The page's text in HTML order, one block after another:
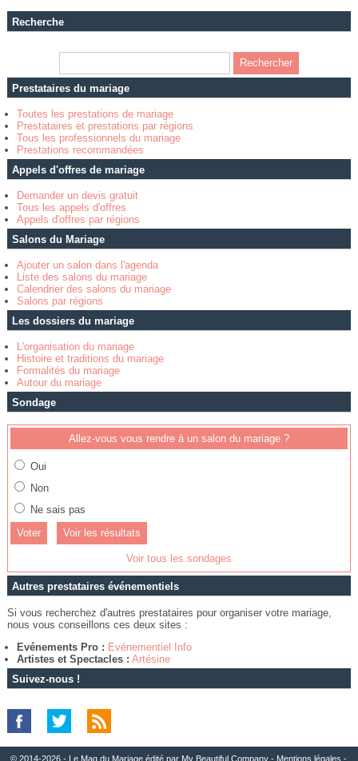
Recherche
Prestataires du mariage
Toutes les prestations de mariage
Prestataires et prestations par régions
Tous les professionnels du mariage
Prestations recommandées
Appels d'offres de mariage
Demander un devis gratuit
Tous les appels d'offres
Appels d'offres par régions
Salons du Mariage
Ajouter un salon dans l'agenda
Liste des salons du mariage
Calendrier des salons du mariage
Salons par régions
Les dossiers du mariage
L'organisation du mariage
Histoire et traditions du mariage
Formalités du mariage
Autour du mariage
Sondage
Allez-vous vous rendre à un salon du mariage ?
Oui
Non
Ne sais pas
Voir les résultats
Voir tous les sondages
Autres prestataires événementiels
Si vous recherchez d'autres prestataires pour organiser votre mariage,
nous vous conseillons ces deux sites :
Evénements Pro : Evénementiel Info
Artistes et Spectacles : Artésine
Suivez-nous !
© 2014-2026 - Le Mag du Mariage édité par My Beautiful Company - Mentions légales -